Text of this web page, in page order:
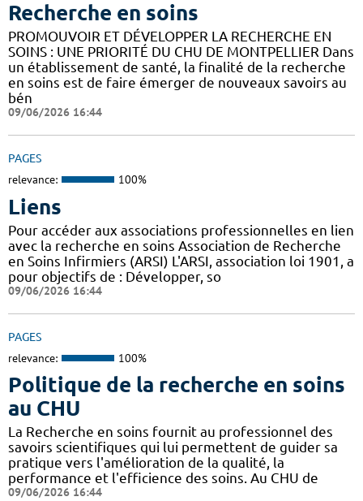
Recherche en soins
PROMOUVOIR ET DÉVELOPPER LA RECHERCHE EN
SOINS : UNE PRIORITÉ DU CHU DE MONTPELLIER Dans
un établissement de santé, la finalité de la recherche
en soins est de faire émerger de nouveaux savoirs au
bén
09/06/2026 16:44
PAGES
relevance: 100%
Liens
Pour accéder aux associations professionnelles en lien
avec la recherche en soins Association de Recherche
en Soins Infirmiers (ARSI) L'ARSI, association loi 1901, a
pour objectifs de : Développer, so
09/06/2026 16:44
PAGES
relevance: 100%
Politique de la recherche en soins
au CHU
La Recherche en soins fournit au professionnel des
savoirs scientifiques qui lui permettent de guider sa
pratique vers l'amélioration de la qualité, la
performance et l'efficience des soins. Au CHU de
09/06/2026 16:44